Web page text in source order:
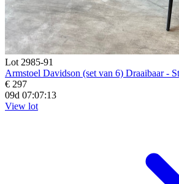
Lot 2985-91
Armstoel Davidson (set van 6) Draaibaar -
€ 297
09d 07:07:11
View lot